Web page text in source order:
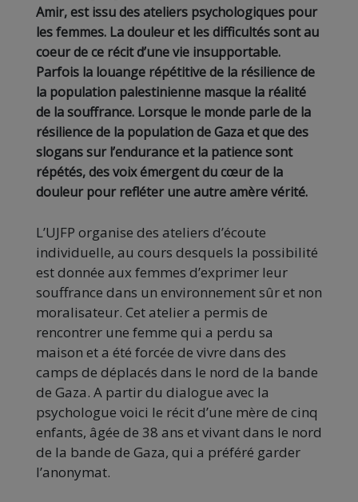
Amir, est issu des ateliers psychologiques pour
les femmes. La douleur et les difficultés sont au
coeur de ce récit d’une vie insupportable.
Parfois la louange répétitive de la résilience de
la population palestinienne masque la réalité
de la souffrance. Lorsque le monde parle de la
résilience de la population de Gaza et que des
slogans sur l’endurance et la patience sont
répétés, des voix émergent du cœur de la
douleur pour refléter une autre amère vérité.
L’UJFP organise des ateliers d’écoute
individuelle, au cours desquels la possibilité
est donnée aux femmes d’exprimer leur
souffrance dans un environnement sûr et non
moralisateur. Cet atelier a permis de
rencontrer une femme qui a perdu sa
maison et a été forcée de vivre dans des
camps de déplacés dans le nord de la bande
de Gaza. A partir du dialogue avec la
psychologue voici le récit d’une mère de cinq
enfants, âgée de 38 ans et vivant dans le nord
de la bande de Gaza, qui a préféré garder
l’anonymat.